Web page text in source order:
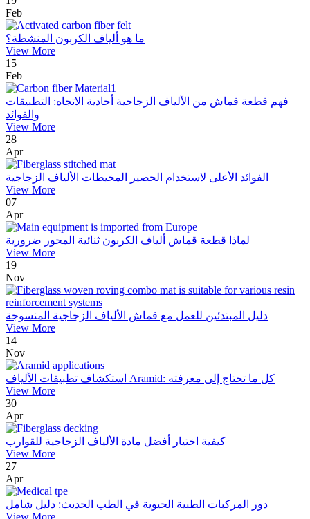
Feb
ما هو ألياف الكربون المنشطة؟
View More
15
Feb
فهم قطعة قماش من الألياف الزجاجية أحادية الاتجاه: التطبيقات
والفوائد
View More
28
Apr
الفوائد الأعلى لاستخدام الحصير المخيطات الألياف الزجاجية
View More
07
Apr
لماذا قطعة قماش ألياف الكربون ثنائية المحور ضرورية
View More
19
Nov
دليل المبتدئين للعمل مع قماش الألياف الزجاجية المنسوجة
View More
14
Nov
استكشاف تطبيقات الألياف Aramid: كل ما تحتاج إلى معرفته
View More
30
Apr
كيفية اختيار أفضل مادة الألياف الزجاجية للقوارب
View More
27
Apr
دور المركبات الطبية الحيوية في الطب الحديث: دليل شامل